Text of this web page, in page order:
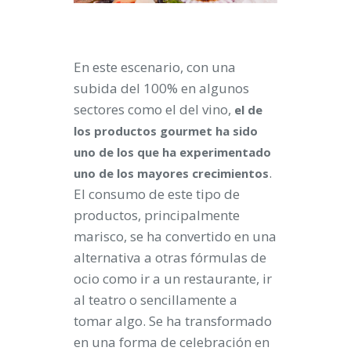
En este escenario, con una
subida del 100% en algunos
sectores como el del vino, el de
los productos gourmet ha sido
uno de los que ha experimentado
uno de los mayores crecimientos.
El consumo de este tipo de
productos, principalmente
marisco, se ha convertido en una
alternativa a otras fórmulas de
ocio como ir a un restaurante, ir
al teatro o sencillamente a
tomar algo. Se ha transformado
en una forma de celebración en